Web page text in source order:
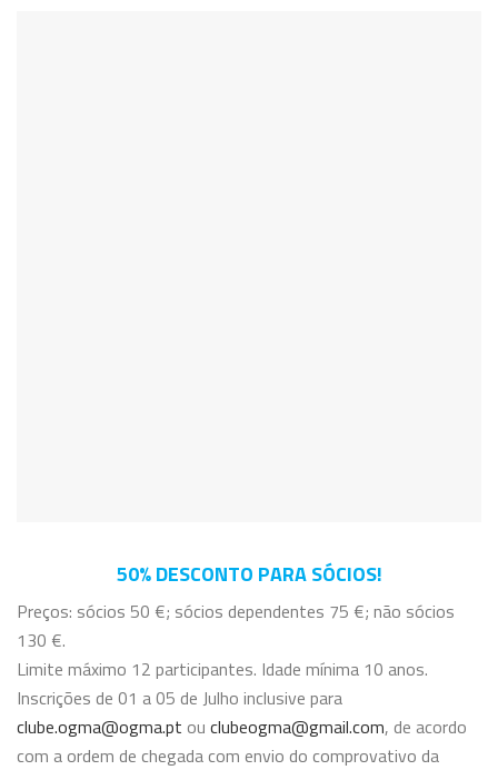
50% DESCONTO PARA SÓCIOS!
Preços: sócios 50 €; sócios dependentes 75 €; não sócios
130 €.
Limite máximo 12 participantes. Idade mínima 10 anos.
Inscrições de 01 a 05 de Julho inclusive para
clube.ogma@ogma.pt ou clubeogma@gmail.com, de acordo
com a ordem de chegada com envio do comprovativo da